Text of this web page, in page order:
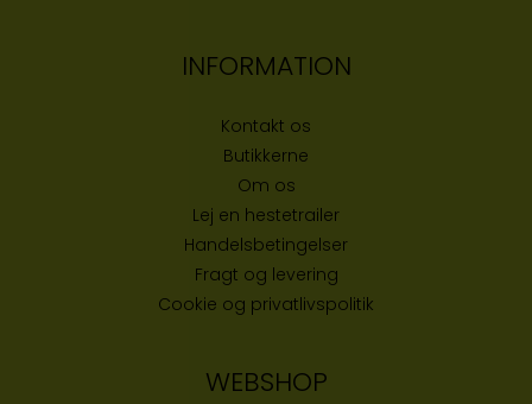
INFORMATION
Kontakt os
Butikkerne
Om os
Lej en hestetrailer
Handelsbetingelser
Fragt og levering
Cookie og privatlivspolitik
WEBSHOP